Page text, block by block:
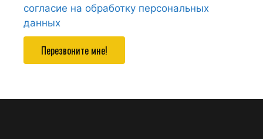
согласие на обработку персональных
данных
Перезвоните мне!